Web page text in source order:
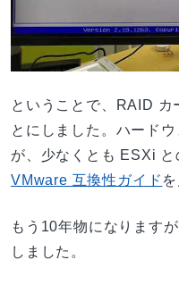
ということで、RAID カ
とにしました。ハード
が、少なくとも ESXi
VMware 互換性ガイド
もう10年物になります
しました。